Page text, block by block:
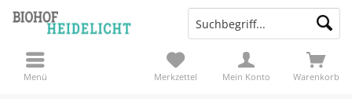
Warenkorb
Merkzettel Mein Konto
Menü